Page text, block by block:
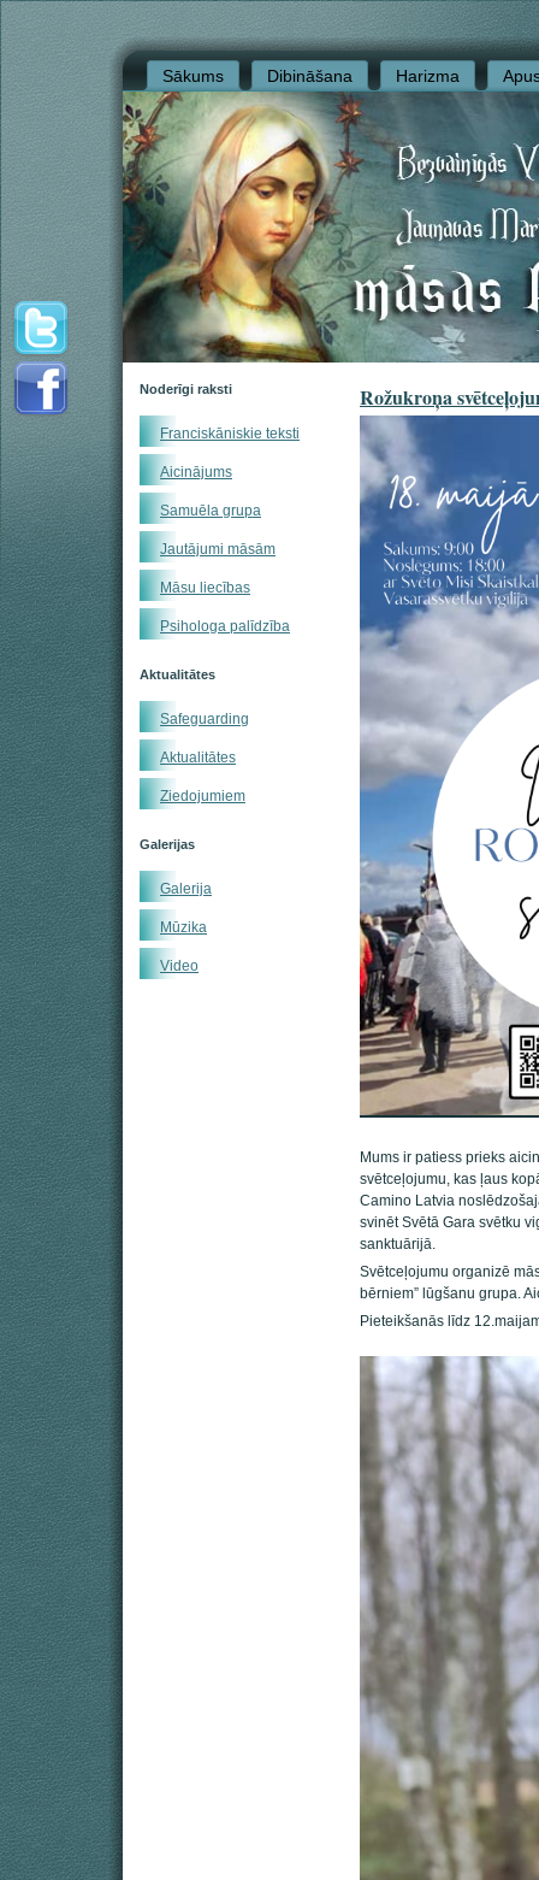
Sākums Dibināšana Harizma
Noderīgi raksti
Franciskāniskie teksti
Aicinājums
Samuēla grupa
Jautājumi māsām
Māsu liecības
Psihologa palīdzība
Aktualitātes
Safeguarding
Aktualitātes
Ziedojumiem
Galerijas
Galerija
Mūzika
Video
Rožukroņa
Mums ir patiess prieks
svētceļojumu, kas ļaus
Camino Latvia
svinēt Svētā Gara svētku
sanktuārijā.
Svētceļojumu organizē
bērniem” lūgšanu grupa.
Pieteikšanās līdz